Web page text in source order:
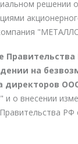
решении
Правительства
на
директоров
и о внесении
РФ